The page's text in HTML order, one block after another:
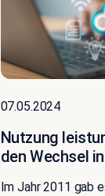
07.05.2024
Nutzung
den Wechsel
Im Jahr 2011 gab